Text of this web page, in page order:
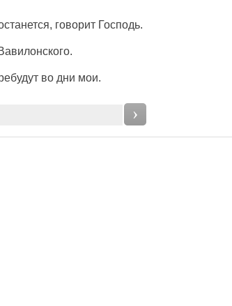
, говорит Господь.
.
во дни мои.
›